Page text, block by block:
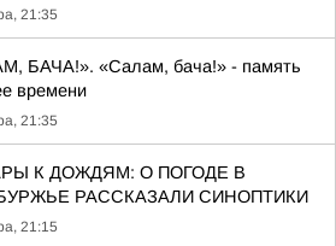
21:35
БАЧА!». «Салам, бача!» - память
времени
21:35
К ДОЖДЯМ: О ПОГОДЕ В
РАССКАЗАЛИ СИНОПТИКИ
21:15